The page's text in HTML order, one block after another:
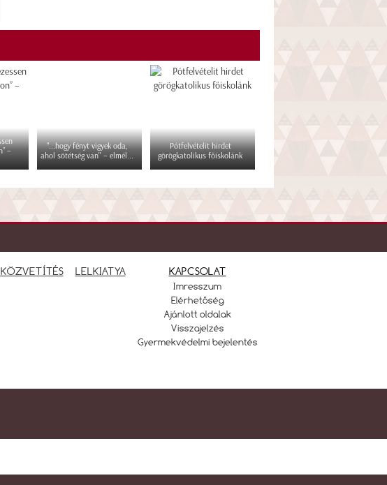
–
"...hogy fényt vigyek oda,
ahol sötétség van" – elmél...
Pótfelvételit hirdet
görögkatolikus főiskolánk
LELKIATYA KAPCSOLAT
Imresszum
Elérhetőség
Ajánlott oldalak
Visszajelzés
Gyermekvédelmi bejelentés